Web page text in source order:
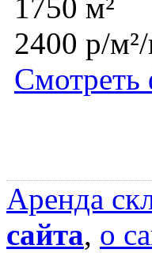
1750 м²
2400 р/м²/
Смотреть
Аренда
сайта, о